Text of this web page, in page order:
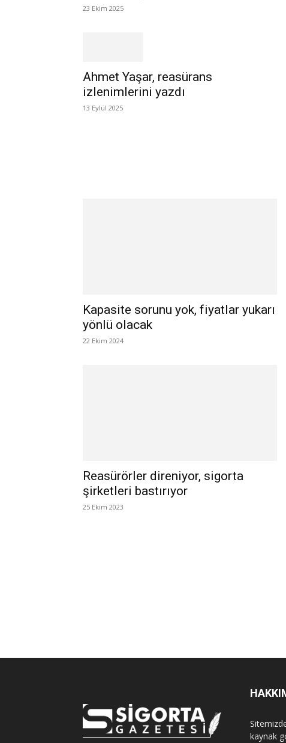
23 Ekim 2025
Ahmet Yaşar, reasürans
izlenimlerini yazdı
13 Eylül 2025
Kapasite sorunu yok, fiyatlar yukarı
yönlü olacak
22 Ekim 2024
Reasürörler direniyor, sigorta
şirketleri bastırıyor
25 Ekim 2023
kaynak